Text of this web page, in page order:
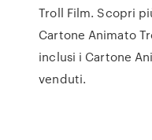
Troll Film. Scopri
Cartone Animato
inclusi i Cartone
venduti.